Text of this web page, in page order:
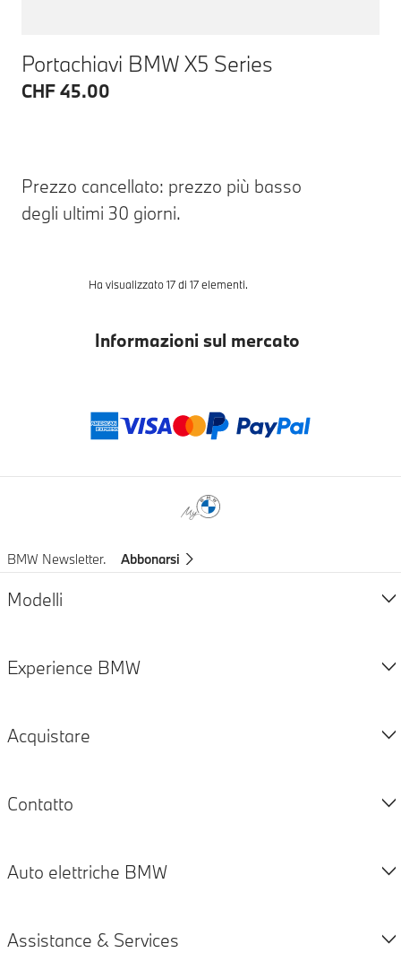
Portachiavi BMW X5 Series
CHF 45.00
Prezzo cancellato: prezzo più basso
degli ultimi 30 giorni.
Ha visualizzato 17 di 17 elementi.
Informazioni sul mercato
Metodi di